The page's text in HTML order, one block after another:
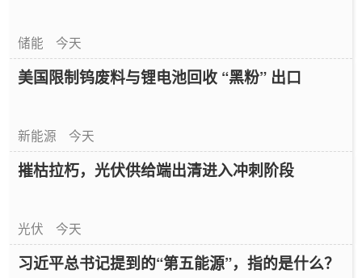
储能 今天
美国限制钨废料与锂电池回收 “黑粉” 出口
新能源 今天
摧枯拉朽，光伏供给端出清进入冲刺阶段
光伏 今天
习近平总书记提到的“第五能源”，指的是什么？